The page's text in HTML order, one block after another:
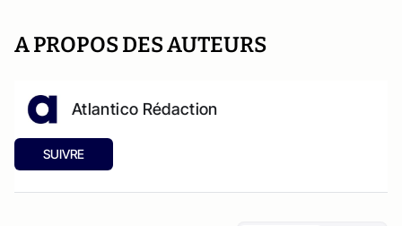
A PROPOS DES AUTEURS
Atlantico Rédaction
SUIVRE